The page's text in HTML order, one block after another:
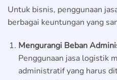
Untuk bisnis, penggunaan
berbagai keuntungan yang
Mengurangi Beban
Penggunaan jasa logistik
administratif yang harus